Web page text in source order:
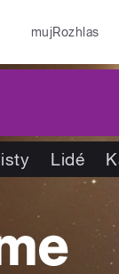
mujRozhlas
Lidé